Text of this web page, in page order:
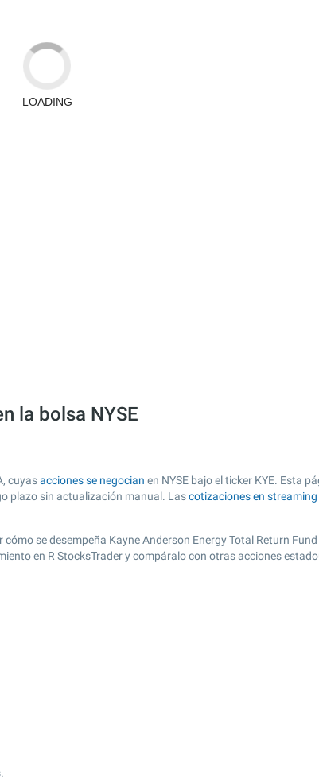
la bolsa NYSE
cuyasacciones se negocian en NYSE bajo el ticker KYE. Esta
plazo sin actualización manual. Lascotizaciones en streaming
se desempeña Kayne Anderson Energy Total Return
en R StocksTrader y compáralo con otras acciones